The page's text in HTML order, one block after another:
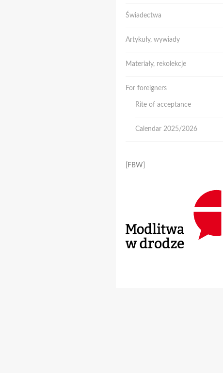
Świadectwa
Artykuły, wywiady
Materiały, rekolekcje
For foreigners
Rite of acceptance
Calendar 2025/2026
[FBW]